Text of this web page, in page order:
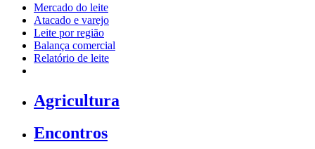
Mercado do leite
Atacado e varejo
Leite por região
Balança comercial
Relatório de leite
Agricultura
Encontros